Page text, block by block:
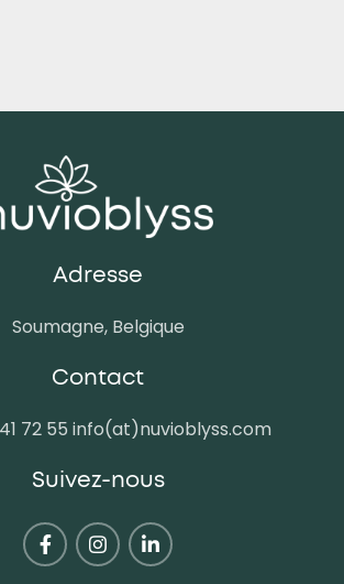
Adresse
Soumagne, Belgique
Contact
72 55 info(at)nuvioblyss.com
Suivez-nous